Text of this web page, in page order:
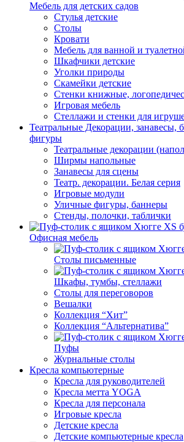
Мебель для детских садов
Стулья детские
Столы
Кровати
Мебель для ванной и
Шкафчики детские
Уголки природы
Скамейки детские
Стенки книжные,
Игровая мебель
Стеллажи и стенки для
Театральные Декорации, занавесы,
фигуры
Театральные декорации
Ширмы напольные
Занавесы для сцены
Театр. декорации. Белая серия
Игровые модули
Уличные фигуры, баннеры
Стенды, полочки, таблички
Офисная мебель
Столы письменные
Шкафы, тумбы, стеллажи
Столы для переговоров
Вешалки
Коллекция “Хит”
Коллекция “Альтернатива”
Пуфы
Журнальные столы
Кресла компьютерные
Кресла для руководителей
Кресла метта YOGA
Кресла для персонала
Игровые кресла
Детские кресла
Детские компьютерные кресла